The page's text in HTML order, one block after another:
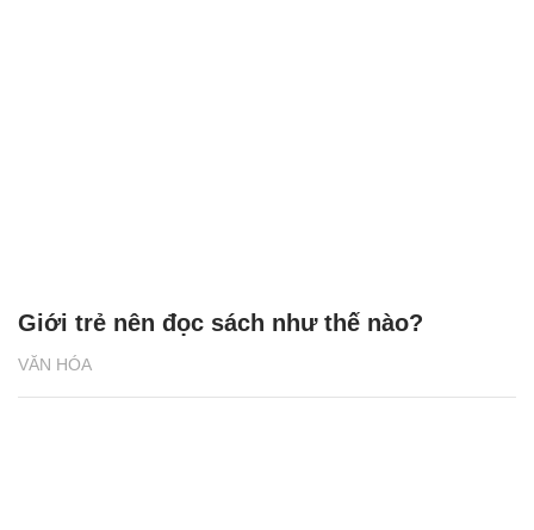
VĂN HÓA
Giới trẻ nên đọc sách như thế nào?